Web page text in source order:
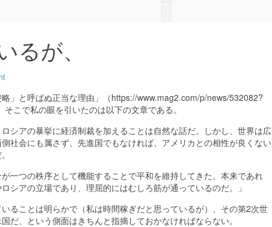
るが、
」と呼ばぬ正当な理由」（https://www.mag2.com/p/news/532082?
こで私の眼を引いたのは以下の文章である。
シアの暴挙に経済制裁を加えることは自然な話だ。しかし、世界は広
社会にも属さず、先進国でもなければ、アメリカとの相性が良くない
一つの秩序として機能することで平和を維持してきた。本来であれ
シアの立場であり、理屈的にはむしろ筋が通っているのだ。」
ることは明らかで（私は時間稼ぎだと思っているが）、その第2次世
だ、という側面はきちんと指摘しておかなければならない。